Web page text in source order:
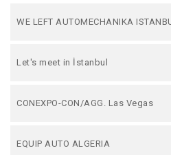
WE LEFT AUTOMECHANIKA
Let's meet in İstanbul
CONEXPO-CON/AGG. Las Vegas
EQUIP AUTO ALGERIA